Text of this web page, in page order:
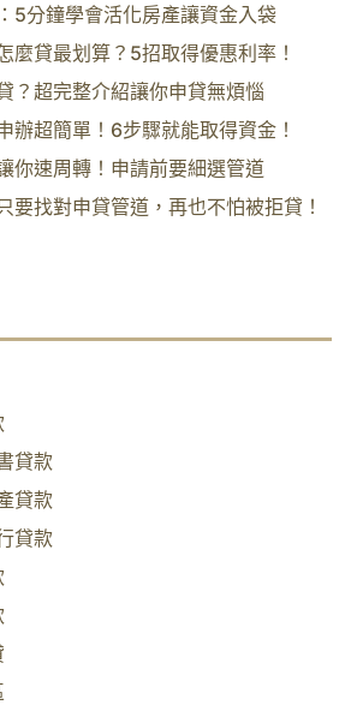
5分鐘學會活化房產讓資金入袋
麼貸最划算？5招取得優惠利率！
？超完整介紹讓你申貸無煩惱
辦超簡單！6步驟就能取得資金！
你速周轉！申請前要細選管道
要找對申貸管道，再也不怕被拒貸！
貸款
貸款
貸款